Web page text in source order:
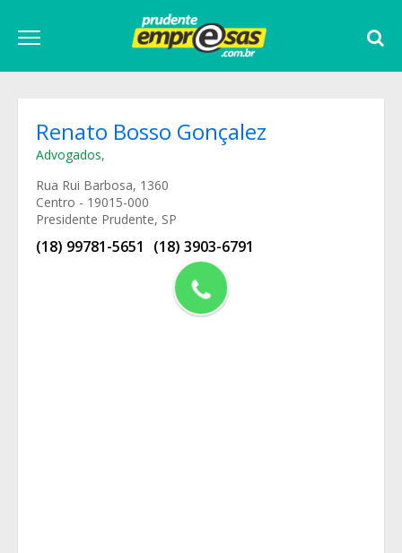
Renato Bosso Gonçalez
Advogados,
Rua Rui Barbosa, 1360
Centro - 19015-000
Presidente Prudente, SP
(18) 99781-5651 (18) 3903-6791